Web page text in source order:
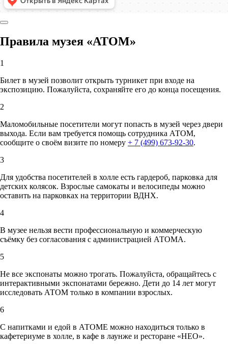
Правила музея «АТОМ»
1
Билет в музей позволит открыть турникет при входе на
экспозицию. Пожалуйста, сохраняйте его до конца посещения.
2
Маломобильные посетители могут попасть в музей через двери
выхода. Если вам требуется помощь сотрудника АТОМ,
сообщите о своём визите по номеру + 7 (499) 673-92-30.
3
Для удобства посетителей в холле есть гардероб, парковка для
детских колясок. Взрослые самокаты и велосипеды можно
оставить на парковках на территории ВДНХ.
4
В музее нельзя вести профессиональную и коммерческую
съёмку без согласования с администрацией АТОМА.
5
Не все экспонаты можно трогать. Пожалуйста, обращайтесь с
интерактивными экспонатами бережно. Дети до 14 лет могут
исследовать АТОМ только в компании взрослых.
6
С напитками и едой в АТОМЕ можно находиться только в
кафетериуме в холле, в кафе в лаунже и ресторане «НЕО».